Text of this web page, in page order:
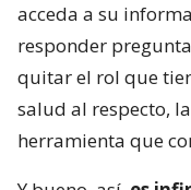
acceda a su
responder
quitar el rol que
salud al respecto,
herramienta que